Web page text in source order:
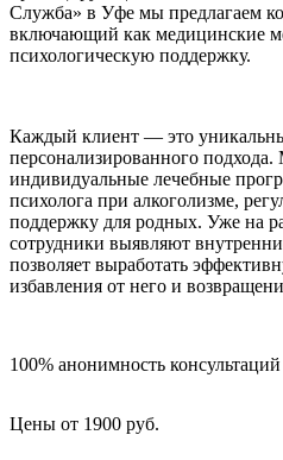
Служба» в Уфе мы предлагаем
включающий как медицинские
психологическую поддержку.
Каждый клиент — это
персонализированного
индивидуальные лечебные
психолога при алкоголизме,
поддержку для родных. Уже на
сотрудники выявляют
позволяет выработать
избавления от него и
100% анонимность
Цены от 1900 руб.